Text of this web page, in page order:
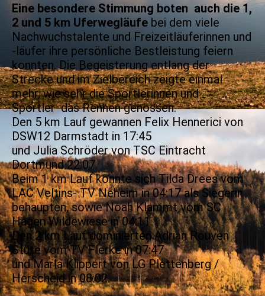
Eine besondere Stimmung boten auch die 1,
2 und 5 km Uferwegläufe bei dem viele
Nachwuchstalente und Freizeitläuferinnen und
-läufer ihre persönliche Bestleistung feiern
konnten. Die Begeisterung entlang der
Strecke und im Zielbereich zeigte einmal
mehr, wie sehr die Sportlerinnen und
Sportler das Rennen genossen.
Den 5 km Lauf gewannen Felix Hennerici von
DSW12 Darmstadt in 17:45
und Julia Schröder von TSC Eintracht
Dortmund 22:07.
Beim 1 km Lauf konnte sich Tilda Drees vom
LAC Veltins- TV Neheim in 04:17 als Siegerin
behaupten, sowie Noah Klammt vom SC
Hagen Wildewiese in 04:11.
Den 2 km Lauf dominierten Adrian Rouven
Stute vom TV Flerke in 07:47
und Marla Klippert von LG Plettenberg /
Herscheid in 08:02.